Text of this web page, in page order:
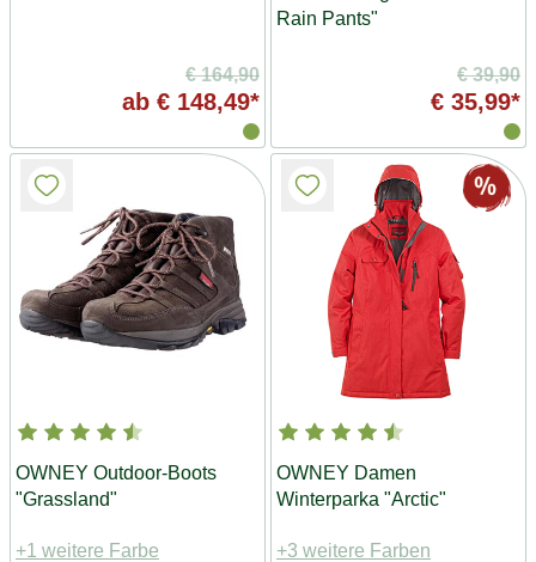
€ 164,90
ab € 148,49*
Rain Pants"
€ 39,90
€ 35,99*
OWNEY Outdoor-Boots
"Grassland"
+1 weitere Farbe
OWNEY Damen
Winterparka "Arctic"
+3 weitere Farben